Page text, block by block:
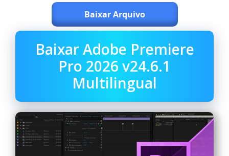
Baixar Arquivo
Baixar Adobe Premiere
Pro 2026 v24.6.1
Multilingual